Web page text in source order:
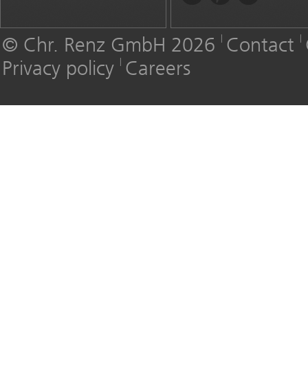
© Chr. Renz GmbH 2026 Contact
Privacy policy Careers